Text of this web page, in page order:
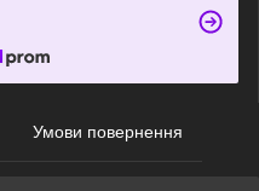
Умови повернення